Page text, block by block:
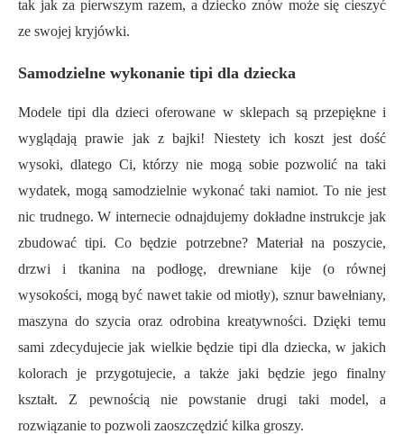
tak jak za pierwszym razem, a dziecko znów może się cieszyć
ze swojej kryjówki.
Samodzielne wykonanie tipi dla dziecka
Modele tipi dla dzieci oferowane w sklepach są przepiękne i
wyglądają prawie jak z bajki! Niestety ich koszt jest dość
wysoki, dlatego Ci, którzy nie mogą sobie pozwolić na taki
wydatek, mogą samodzielnie wykonać taki namiot. To nie jest
nic trudnego. W internecie odnajdujemy dokładne instrukcje jak
zbudować tipi. Co będzie potrzebne? Materiał na poszycie,
drzwi i tkanina na podłogę, drewniane kije (o równej
wysokości, mogą być nawet takie od miotły), sznur bawełniany,
maszyna do szycia oraz odrobina kreatywności. Dzięki temu
sami zdecydujecie jak wielkie będzie tipi dla dziecka, w jakich
kolorach je przygotujecie, a także jaki będzie jego finalny
kształt. Z pewnością nie powstanie drugi taki model, a
rozwiązanie to pozwoli zaoszczędzić kilka groszy.